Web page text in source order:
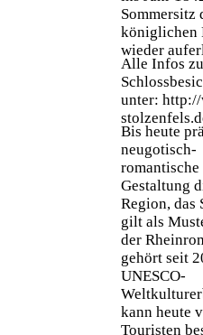
Sommersitz
königlichen
wieder
Alle Infos
unter:
Bis heute
neugotisch-
romantische
Gestaltung
Region, das
gilt als
der
gehört seit
UNESCO-
kann heute
Touristen